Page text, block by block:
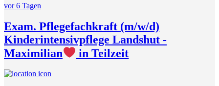
vor 6 Tagen
Exam. Pflegefachkraft (m/w/d)
Kinderintensivpflege Landshut -
Maximilian
in Teilzeit